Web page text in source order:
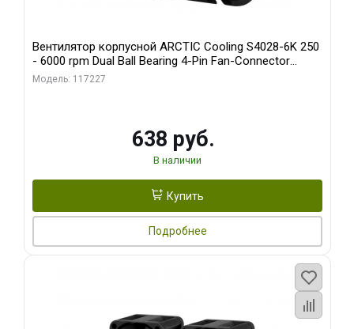
Вентилятор корпусной ARCTIC Cooling S4028-6K 250
- 6000 rpm Dual Ball Bearing 4-Pin Fan-Connector
(ACFAN00185A)
Модель: 117227
638 руб.
В наличии
Купить
Подробнее